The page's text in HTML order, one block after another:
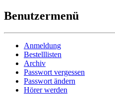
Benutzermenü
Anmeldung
Bestelllisten
Archiv
Passwort vergessen
Passwort ändern
Hörer werden